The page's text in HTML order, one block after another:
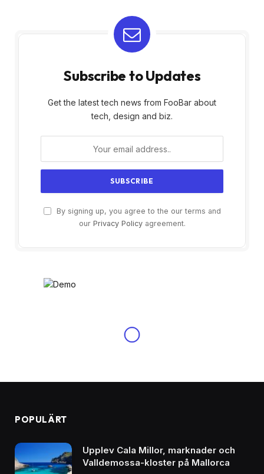
Subscribe to Updates
Get the latest tech news from FooBar about
tech, design and biz.
By signing up, you agree to the our terms and
our Privacy Policyagreement.
POPULÄRT
Upplev Cala Millor, marknader och
Valldemossa-kloster på Mallorca